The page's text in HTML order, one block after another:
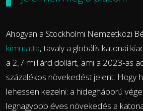
Ahogyan a Stockholmi Nemzetközi
kimutatta, tavaly a globális katonai
a 2,7 milliárd dollárt, ami a 2023-as
százalékos növekedést jelent. Hogy
lehessen kezelni: a hidegháború
legnagyobb éves növekedés a